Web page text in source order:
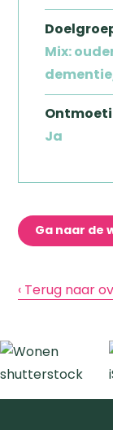
Mix:
Ja
Ga naar de
‹ Terug naar